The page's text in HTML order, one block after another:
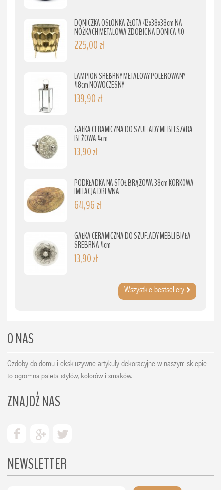
DONICZKA OSŁONKA ZŁOTA 42x38x38cm NA
NÓŻKACH METALOWA ZDOBIONA DONICA 40
225,00 zł
LAMPION SREBRNY METALOWY POLEROWANY
48cm NOWOCZESNY
139,90 zł
GAŁKA CERAMICZNA DO SZUFLADY MEBLI SZARA
BEŻOWA 4cm
13,90 zł
PODKŁADKA NA STÓŁ BRĄZOWA 38cm KORKOWA
IMITACJA DREWNA
64,96 zł
GAŁKA CERAMICZNA DO SZUFLADY MEBLI BIAŁA
SREBRNA 4cm
13,90 zł
Wszystkie bestsellery
O NAS
Ozdoby do domu i ekskluzywne artykuły dekoracyjne w naszym sklepie
to ogromna paleta stylów, kolorów i smaków.
ZNAJDŹ NAS
NEWSLETTER